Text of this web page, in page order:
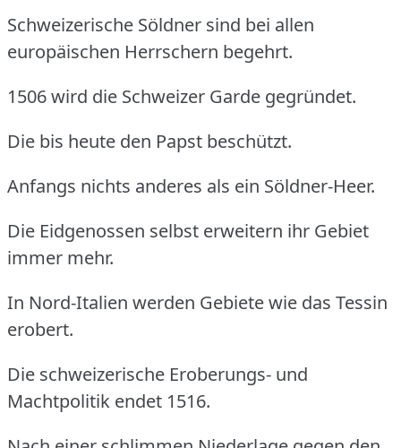
Schweizerische Söldner sind bei allen
europäischen Herrschern begehrt.
1506 wird die Schweizer Garde gegründet.
Die bis heute den Papst beschützt.
Anfangs nichts anderes als ein Söldner-Heer.
Die Eidgenossen selbst erweitern ihr Gebiet
immer mehr.
In Nord-Italien werden Gebiete wie das Tessin
erobert.
Die schweizerische Eroberungs- und
Machtpolitik endet 1516.